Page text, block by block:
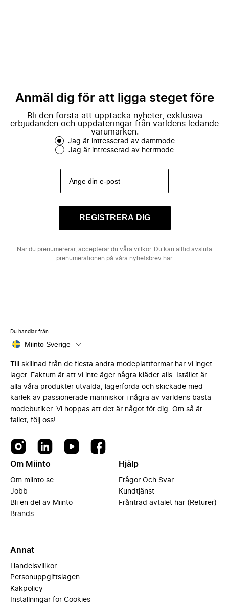
Anmäl dig för att ligga steget före
Bli den första att upptäcka nyheter, exklusiva
erbjudanden och uppdateringar från världens ledande
varumärken.
Jag är intresserad av dammode
Jag är intresserad av herrmode
REGISTRERA DIG
När du prenumererar, accepterar du våra villkor. Du kan alltid avsluta
prenumerationen på våra nyhetsbrev här.
Du handlar från
Miinto Sverige
Till skillnad från de flesta andra modeplattformar har vi inget
lager. Faktum är att vi inte äger några kläder alls. Istället är
alla våra produkter utvalda, lagerförda och skickade med
kärlek av passionerade människor i några av världens bästa
modebutiker. Vi hoppas att det är något för dig. Om så är
fallet, följ oss!
Om Miinto
Om miinto.se
Jobb
Bli en del av Miinto
Brands
Hjälp
Frågor Och Svar
Kundtjänst
Frånträd avtalet här (Returer)
Annat
Handelsvillkor
Personuppgiftslagen
Kakpolicy
Inställningar för Cookies